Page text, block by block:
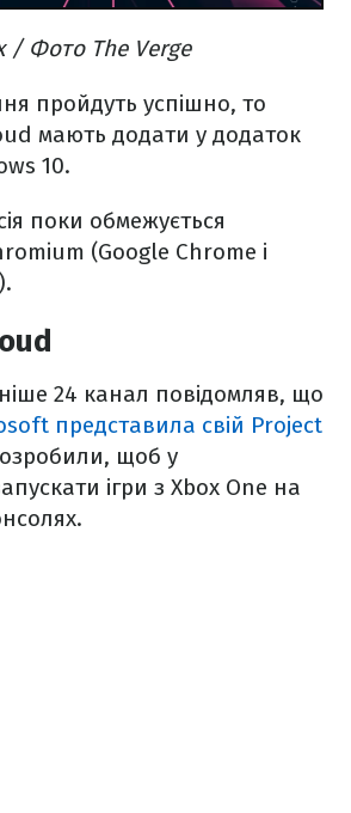
/ Фото The Verge
пройдуть успішно, то
мають додати у додаток
10.
поки обмежується
(Google Chrome і
24 канал повідомляв, що
представила свій Project
щоб у
ігри з Xbox One на